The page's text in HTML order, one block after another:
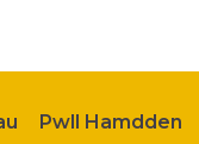
Pwll Hamdden